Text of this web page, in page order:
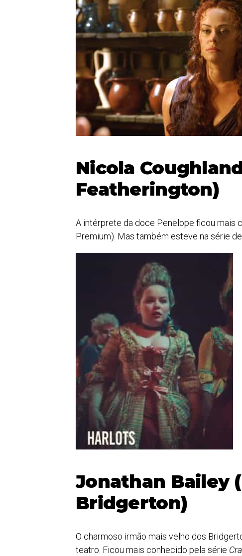
Nicola
Featherington)
A intérprete da doce Penelope ficou mais
Premium). Mas também esteve na série
Jonathan Bailey
Bridgerton)
O charmoso irmão mais velho dos
teatro. Ficou mais conhecido pela série